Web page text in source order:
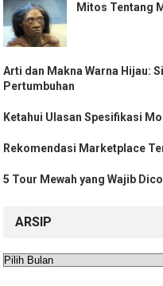
Mitos Tentang
Arti dan Makna Warna Hijau:
Pertumbuhan
Ketahui Ulasan Spesifikasi
Rekomendasi Marketplace
5 Tour Mewah yang Wajib
ARSIP
Arsip